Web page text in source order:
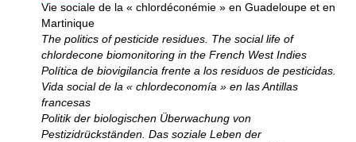
Vie sociale de la « chlordéconémie » en Guadeloupe et en
Martinique
The politics of pesticide residues. The social life of
chlordecone biomonitoring in the French West Indies
Política de biovigilancia frente a los residuos de pesticidas.
Vida social de la « chlordeconomía » en las Antillas
francesas
Politik der biologischen Überwachung von
Pestizidrückständen. Das soziale Leben der